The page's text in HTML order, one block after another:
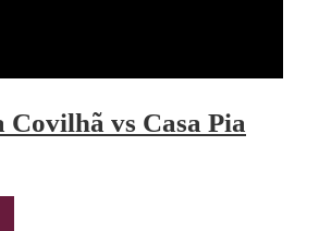
Covilhã vs Casa Pia